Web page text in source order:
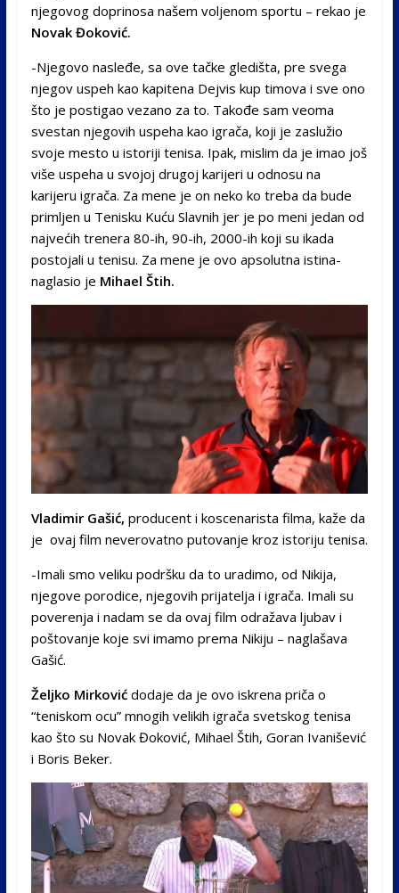
njegovog doprinosa našem voljenom sportu – rekao je
Novak Đoković.
-Njegovo nasleđe, sa ove tačke gledišta, pre svega
njegov uspeh kao kapitena Dejvis kup timova i sve ono
što je postigao vezano za to. Takođe sam veoma
svestan njegovih uspeha kao igrača, koji je zaslužio
svoje mesto u istoriji tenisa. Ipak, mislim da je imao još
više uspeha u svojoj drugoj karijeri u odnosu na
karijeru igrača. Za mene je on neko ko treba da bude
primljen u Tenisku Kuću Slavnih jer je po meni jedan od
najvećih trenera 80-ih, 90-ih, 2000-ih koji su ikada
postojali u tenisu. Za mene je ovo apsolutna istina-
naglasio je Mihael Štih.
Vladimir Gašić, producent i koscenarista filma, kaže da
je ovaj film neverovatno putovanje kroz istoriju tenisa.
-Imali smo veliku podršku da to uradimo, od Nikija,
njegove porodice, njegovih prijatelja i igrača. Imali su
poverenja i nadam se da ovaj film odražava ljubav i
poštovanje koje svi imamo prema Nikiju – naglašava
Gašić.
Željko Mirković dodaje da je ovo iskrena priča o
“teniskom ocu” mnogih velikih igrača svetskog tenisa
kao što su Novak Đoković, Mihael Štih, Goran Ivanišević
i Boris Beker.